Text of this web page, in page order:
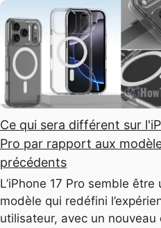
Ce qui sera différent sur
Pro par rapport aux
précédents
L’iPhone 17 Pro semble être
modèle qui redéfini
utilisateur, avec un nouveau